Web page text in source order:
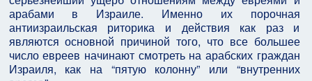
арабами в Израиле. Именно их порочная
антиизраильская риторика и действия как раз и
являются основной причиной того, что все большее
число евреев начинают смотреть на арабских граждан
Израиля, как на “пятую колонну” или “внутренних